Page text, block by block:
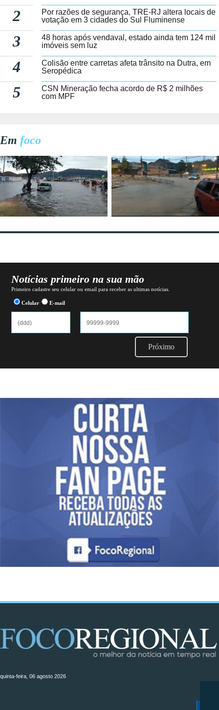
2
Por razões de segurança, TRE-RJ altera locais de
votação em 3 cidades do Sul Fluminense
3
48 horas após vendaval, estado ainda tem 124 mil
imóveis sem luz
4
Colisão entre carretas afeta trânsito na Dutra, em
Seropédica
5
CSN Mineração fecha acordo de R$ 2 milhões
com MPF
Em foco
Notícias primeiro na sua mão
Primeiro cadastre seu celular ou email para receber as ultimas notícias.
Celular E-mail
Próximo
quinta-feira, 06 agosto 2026